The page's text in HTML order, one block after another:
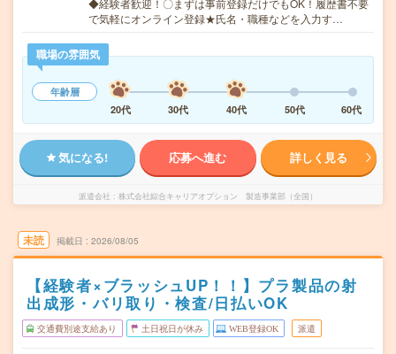
◆経験者歓迎！〇まずは事前登録だけでもOK！履歴書不要
で気軽にオンライン登録★氏名・職種などを入力す…
職場の雰囲気
年齢層
20代
30代 40代 50代 60代
気になる! 応募へ進む 詳しく見る
派遣会社 株式会社綜合キャリアオプション 製造事業部（全国）
未読 掲載日 2026/08/05
【経験者×ブラッシュUP！！】プラ製品の射
出成形・バリ取り・検査/日払いOK
交通費別途支給あり 土日祝日が休み WEB登録OK 派遣